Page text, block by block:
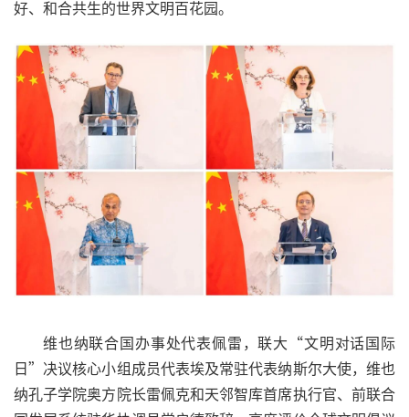
好、和合共生的世界文明百花园。
维也纳联合国办事处代表佩雷，联大“文明对话国际
日”决议核心小组成员代表埃及常驻代表纳斯尔大使，维也
纳孔子学院奥方院长雷佩克和天邻智库首席执行官、前联合